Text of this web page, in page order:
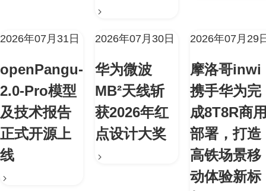
2026年07月31日
openPangu-
2.0-Pro模型
及技术报告
正式开源上
线
2026年07月30日
华为微波
MB²天线斩
获2026年红
点设计大奖
2026年07月29
摩洛哥inwi
携手华为完
成8T8R商
部署，打造
高铁场景移
动体验新标